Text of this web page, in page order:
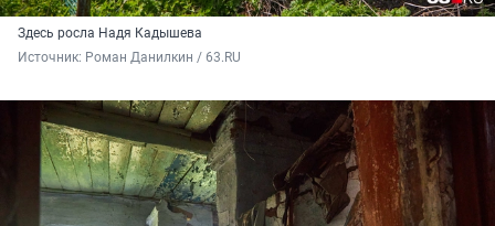
Здесь росла Надя Кадышева
Источник: Роман Данилкин / 63.RU